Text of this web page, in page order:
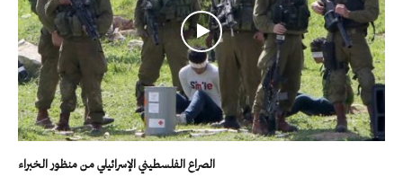
الصراع الفلسطيني الإسرائيلي من منظور الخبراء